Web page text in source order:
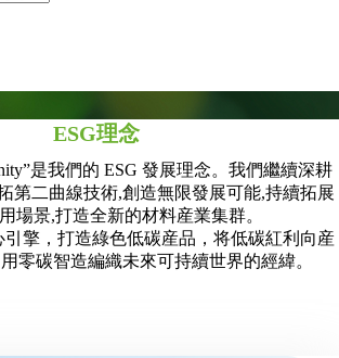
ESG理念
是我們的 ESG 發展理念。我們繼續深耕
第二曲線技術,創造無限發展可能,持續拓展
場景,打造全新的材料産業集群。
引擎，打造綠色低碳産品，将低碳紅利向産
零碳智造編織未來可持續世界的經緯。